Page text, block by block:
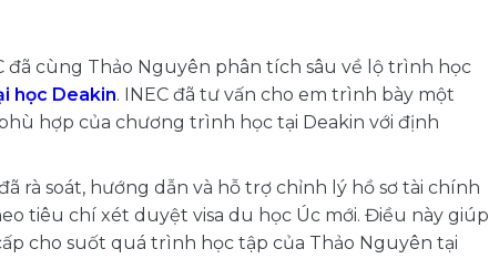
đã cùng Thảo Nguyên phân tích sâu về lộ trình học
học Deakin. INEC đã tư vấn cho em trình bày một
hợp của chương trình học tại Deakin với định
rà soát, hướng dẫn và hỗ trợ chỉnh lý hồ sơ tài chính
tiêu chí xét duyệt visa du học Úc mới. Điều này giúp
cho suốt quá trình học tập của Thảo Nguyên tại